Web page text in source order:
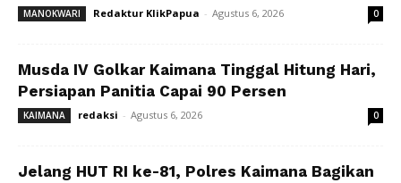
MANOKWARI Redaktur KlikPapua - Agustus 6, 2026 0
Musda IV Golkar Kaimana Tinggal Hitung Hari,
Persiapan Panitia Capai 90 Persen
KAIMANA redaksi - Agustus 6, 2026 0
Jelang HUT RI ke-81, Polres Kaimana Bagikan